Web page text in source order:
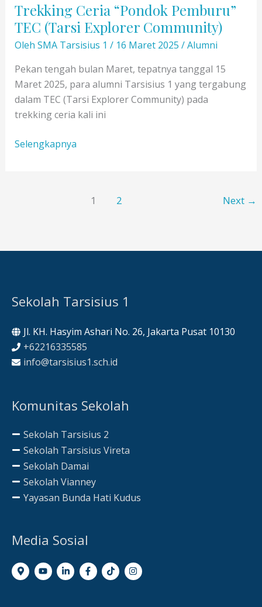
Trekking Ceria “Pondok Pemburu”
TEC (Tarsi Explorer Community)
Oleh SMA Tarsisius 1 / 16 Maret 2025 /Alumni
Pekan tengah bulan Maret, tepatnya tanggal 15
Maret 2025, para alumni Tarsisius 1 yang tergabung
dalam TEC (Tarsi Explorer Community) pada
trekking ceria kali ini
Trekking
Community)
Selengkapnya
1 2 Next →
Sekolah Tarsisius 1
Jl. KH. Hasyim Ashari No. 26, Jakarta Pusat 10130
+62216335585
info@tarsisius1.sch.id
Komunitas Sekolah
Sekolah Tarsisius 2
Sekolah Tarsisius Vireta
Sekolah Damai
Sekolah Vianney
Yayasan Bunda Hati Kudus
Media Sosial